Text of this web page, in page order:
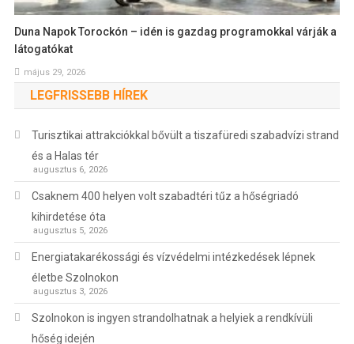
Duna Napok Torockón – idén is gazdag programokkal várják a
látogatókat
május 29, 2026
LEGFRISSEBB HÍREK
Turisztikai attrakciókkal bővült a tiszafüredi szabadvízi strand
és a Halas tér
augusztus 6, 2026
Csaknem 400 helyen volt szabadtéri tűz a hőségriadó
kihirdetése óta
augusztus 5, 2026
Energiatakarékossági és vízvédelmi intézkedések lépnek
életbe Szolnokon
augusztus 3, 2026
Szolnokon is ingyen strandolhatnak a helyiek a rendkívüli
hőség idején